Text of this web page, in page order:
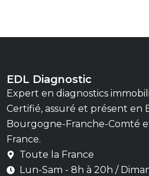
EDL Diagnostic
Expert en diagnostics
Certifié, assuré et présent en
Bourgogne-Franche-Comté
France.
Toute la France
Lun-Sam - 8h à 20h /